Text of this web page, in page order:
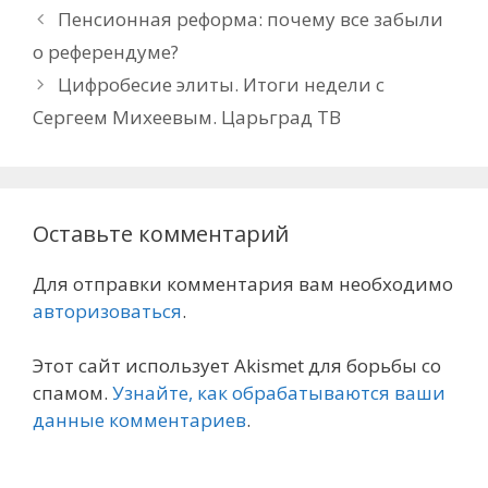
Пенсионная реформа: почему все забыли
о референдуме?
Цифробесие элиты. Итоги недели с
Сергеем Михеевым. Царьград ТВ
Оставьте комментарий
Для отправки комментария вам необходимо
авторизоваться.
Этот сайт использует Akismet для борьбы со
спамом. Узнайте, как обрабатываются ваши
данные комментариев.